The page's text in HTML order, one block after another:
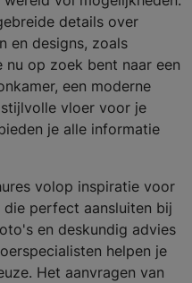
details over
en designs, zoals
nu op zoek bent naar een
een moderne
vloer voor je
je alle informatie
volop inspiratie voor
die perfect aansluiten bij
en deskundig advies
helpen je
Het aanvragen van